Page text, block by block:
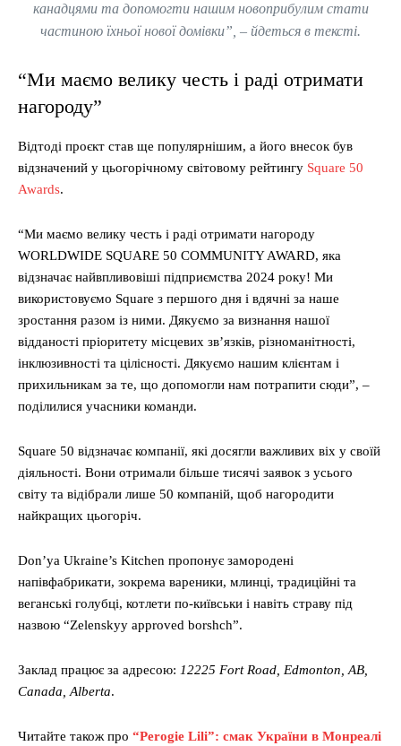
канадцями та допомогти нашим новоприбулим стати
частиною їхньої нової домівки”, – йдеться в тексті.
“Ми маємо велику честь і раді отримати
нагороду”
Відтоді проєкт став ще популярнішим, а його внесок був
відзначений у цьогорічному світовому рейтингу Square 50
Awards.
“Ми маємо велику честь і раді отримати нагороду
WORLDWIDE SQUARE 50 COMMUNITY AWARD, яка
відзначає найвпливовіші підприємства 2024 року! Ми
використовуємо Square з першого дня і вдячні за наше
зростання разом із ними. Дякуємо за визнання нашої
відданості пріоритету місцевих зв’язків, різноманітності,
інклюзивності та цілісності. Дякуємо нашим клієнтам і
прихильникам за те, що допомогли нам потрапити сюди”, –
поділилися учасники команди.
Square 50 відзначає компанії, які досягли важливих віх у своїй
діяльності. Вони отримали більше тисячі заявок з усього
світу та відібрали лише 50 компаній, щоб нагородити
найкращих цьогоріч.
Don’ya Ukraine’s Kitchen пропонує замородені
напівфабрикати, зокрема вареники, млинці, традиційні та
веганські голубці, котлети по-київськи і навіть страву під
назвою “Zelenskyy approved borshch”.
Заклад працює за адресою: 12225 Fort Road, Edmonton, AB,
Canada, Alberta.
Читайте також про “Perogie Lili”: смак України в Монреалі